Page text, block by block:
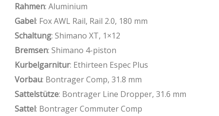
Rahmen: Aluminium
Gabel: Fox AWL Rail, Rail 2.0, 180 mm
Schaltung: Shimano XT, 1×12
Bremsen: Shimano 4-piston
Kurbelgarnitur: Ethirteen Espec Plus
Vorbau: Bontrager Comp, 31.8 mm
Sattelstütze: Bontrager Line Dropper, 31.6 mm
Sattel: Bontrager Commuter Comp